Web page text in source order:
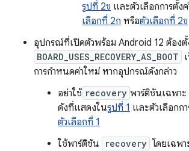
รูปที่ 2ข และตัวเลือกการตั้
เลือกที่ 2ก หรือตัวเลือกที่ 2ข
อุปกรณ์ที่เปิดตัวพร้อม Android 12 ต้องตั้
BOARD_USES_RECOVERY_AS_BOOT
การกำหนดค่าใหม่ หากอุปกรณ์ดังกล่าว
อย่าใช้ recovery พาร์ติชันเฉพา
ดังที่แสดงในรูปที่ 1 และตัวเลือกก
ตัวเลือกที่ 1
ใช้พาร์ติชัน
recovery โดยเฉพ